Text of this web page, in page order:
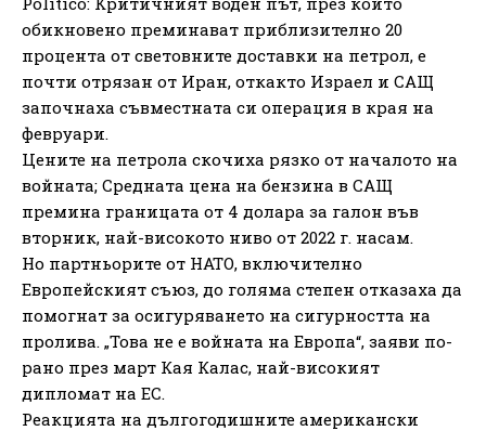
обикновено преминават приблизително 20
процента от световните доставки на петрол, е
почти отрязан от Иран, откакто Израел и САЩ
започнаха съвместната си операция в края на
февруари.
Цените на петрола скочиха рязко от началото на
войната; Средната цена на бензина в САЩ
премина границата от 4 долара за галон във
вторник, най-високото ниво от 2022 г. насам.
Но партньорите от НАТО, включително
Европейският съюз, до голяма степен отказаха да
помогнат за осигуряването на сигурността на
пролива. „Това не е войната на Европа“, заяви по-
рано през март Кая Калас, най-високият
дипломат на ЕС.
Реакцията на дългогодишните американски